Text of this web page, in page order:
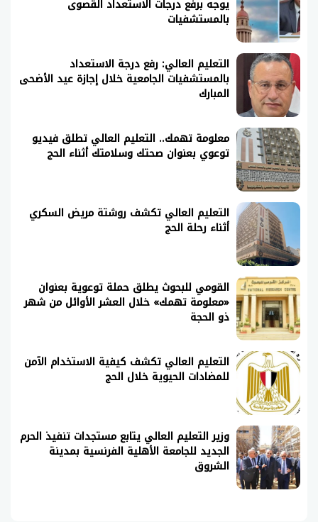
يوجه برفع درجات الاستعداد القصوى
بالمستشفيات
التعليم العالي: رفع درجة الاستعداد
بالمستشفيات الجامعية خلال إجازة عيد الأضحى
المبارك
معلومة تهمك.. التعليم العالي تطلق فيديو
توعوي بعنوان صحتك وسلامتك أثناء الحج
التعليم العالي تكشف روشتة مريض السكري
أثناء رحلة الحج
القومي للبحوث يطلق حملة توعوية بعنوان
«معلومة تهمك» خلال العشر الأوائل من شهر
ذو الحجة
التعليم العالي تكشف كيفية الاستخدام الآمن
للمضادات الحيوية خلال الحج
وزير التعليم العالي يتابع مستجدات تنفيذ الحرم
الجديد للجامعة الأهلية الفرنسية بمدينة
الشروق